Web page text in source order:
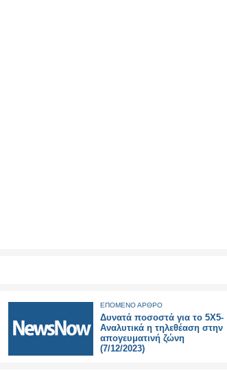
ΕΠΟΜΕΝΟ ΑΡΘΡΟ
Δυνατά ποσοστά για το 5X5-
Αναλυτικά η τηλεθέαση στην
απογευματινή ζώνη
(7/12/2023)